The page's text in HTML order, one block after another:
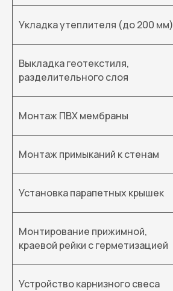
Укладка утеплителя (до 200 мм)
Выкладка геотекстиля,
разделительного слоя
Монтаж ПВХ мембраны
Монтаж примыканий к стенам
Установка парапетных крышек
Монтирование прижимной,
краевой рейки с герметизацией
Устройство карнизного свеса